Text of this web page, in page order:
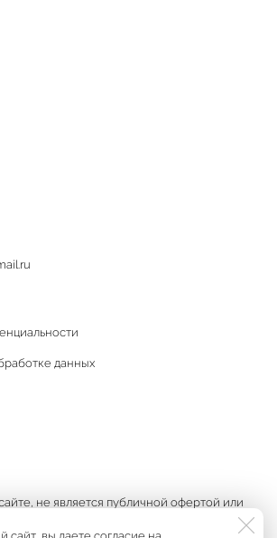
данных
не является публичной офертой или
информационный характер и может быть